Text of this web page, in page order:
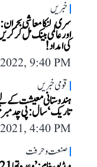
خبریں
سری لنکا معاشی
کی امداد!
9:40 PM
قومی خبریں
تاریک‘ سال: پی
4:40 PM
صنعت و حرفت